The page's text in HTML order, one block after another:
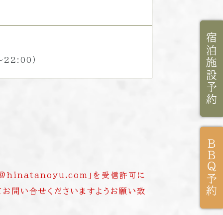
）
@hinatanoyu.com」を受信許可に
問い合せくださいますようお願い致
宿泊施設予約
ＢＢＱ予約